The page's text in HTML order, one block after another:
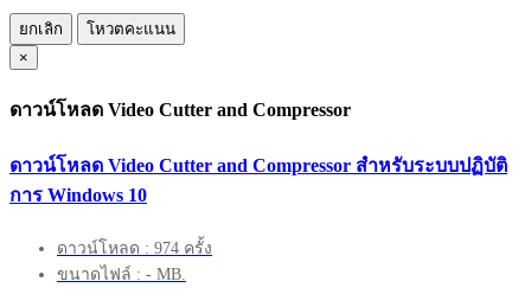
ยกเลิก
โหวตคะแนน
×
ดาวน์โหลด Video Cutter and Compressor
ดาวน์โหลด Video Cutter and Compressor สำหรับระบบปฏิบัติ
การ Windows 10
ดาวน์โหลด : 974 ครั้ง
ขนาดไฟล์ : - MB.